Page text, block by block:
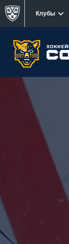
Клубы